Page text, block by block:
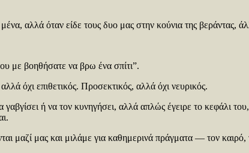
αλλά όταν είδε τους δυο μας στην κούνια της βεράντας,
με βοηθήσατε να βρω ένα σπίτι”.
όχι επιθετικός. Προσεκτικός, αλλά όχι νευρικός.
ή να τον κυνηγήσει, αλλά απλώς έγειρε το κεφάλι
μαζί μας και μιλάμε για καθημερινά πράγματα — τον καιρό,